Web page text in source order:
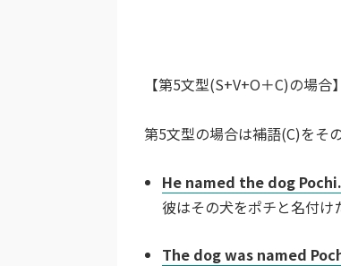
【第5文型(S+V+O＋C)の場合】
第5文型の場合は補語(C)をそ
He named the dog Pochi.
彼はその犬をポチと名付け
The dog was named